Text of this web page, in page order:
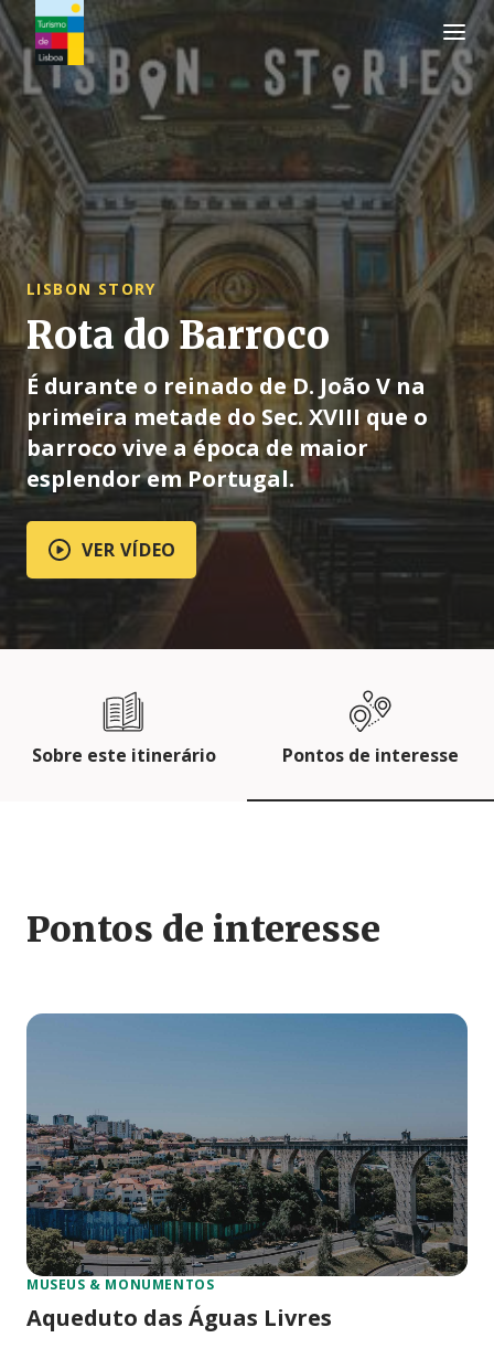
Logo do Turismo de Lisboa
LISBON STORY
Rota do Barroco
É durante o reinado de D. João V na
primeira metade do Sec. XVIII que o
barroco vive a época de maior
esplendor em Portugal.
VER VÍDEO
Sobre este itinerário Pontos de interesse
Pontos de interesse
MUSEUS & MONUMENTOS
Aqueduto das Águas Livres